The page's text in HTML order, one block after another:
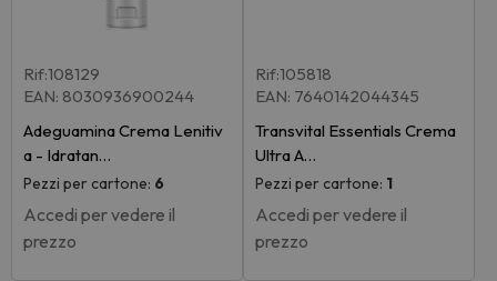
Rif:108129
EAN: 8030936900244
Adeguamina Crema Lenitiv
a - Idratan…
Pezzi per cartone: 6
Accedi per vedere il
prezzo
Rif:105818
EAN: 7640142044345
Transvital Essentials Crema
Ultra A…
Pezzi per cartone: 1
Accedi per vedere il
prezzo